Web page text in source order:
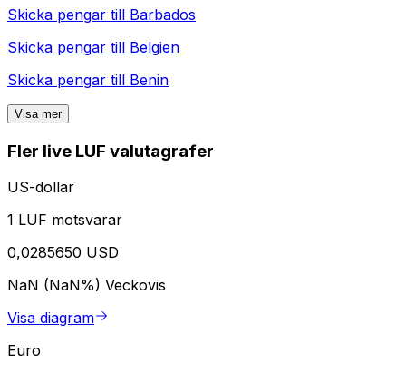
Skicka pengar till Barbados
Skicka pengar till Belgien
Skicka pengar till Benin
Visa mer
Fler live LUF valutagrafer
US-dollar
1 LUF motsvarar
0,0285650 USD
NaN (NaN%) Veckovis
Visa diagram
Euro